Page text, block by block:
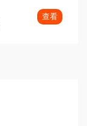
查看